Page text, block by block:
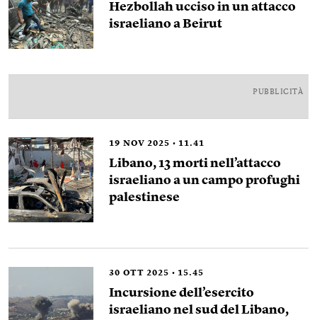
Hezbollah ucciso in un attacco
israeliano a Beirut
PUBBLICITÀ
19 NOV 2025 11.41
Libano, 13 morti nell’attacco
israeliano a un campo profughi
palestinese
30 OTT 2025 15.45
Incursione dell’esercito
israeliano nel sud del Libano,